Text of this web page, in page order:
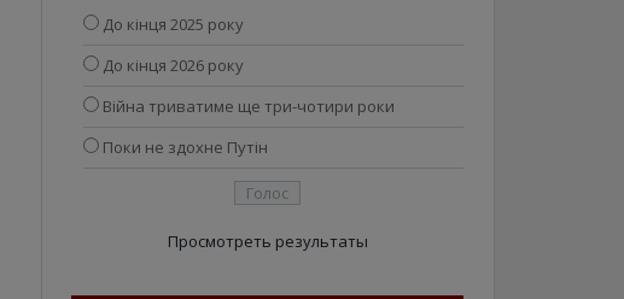
До кінця 2025 року
До кінця 2026 року
Війна триватиме ще три-чотири роки
Поки не здохне Путін
Просмотреть результаты